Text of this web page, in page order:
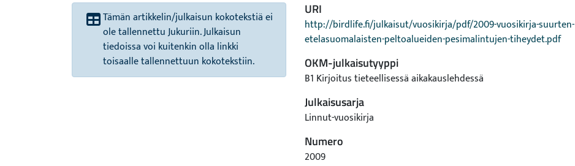
Tämän artikkelin/julkaisun kokotekstiä ei
ole tallennettu Jukuriin. Julkaisun
tiedoissa voi kuitenkin olla linkki
toisaalle tallennettuun kokotekstiin.
URI
http://birdlife.fi/julkaisut/vuosikirja/pdf/2009-vuosikirja-suurten-
etelasuomalaisten-peltoalueiden-pesimalintujen-tiheydet.pdf
OKM-julkaisutyyppi
B1 Kirjoitus tieteellisessä aikakauslehdessä
Julkaisusarja
Linnut-vuosikirja
Numero
2009